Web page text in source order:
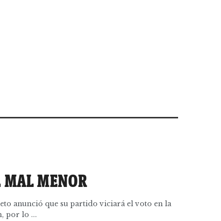
MENOR
anunció que su partido viciará el voto en la
por lo ...